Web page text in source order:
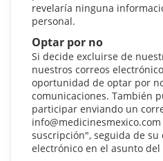
revelaría ninguna
personal.
Optar por no
Si decide excluirse de
nuestros correos
oportunidad de optar por
comunicaciones. También
participar enviando un
suscripción", seguida de
electrónico en el asunto